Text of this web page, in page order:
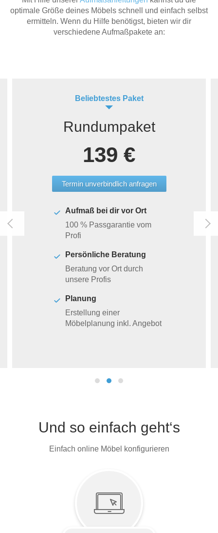
optimale Größe deines Möbels schnell und einfach selbst
ermitteln. Wenn du Hilfe benötigst, bieten wir dir
verschiedene Aufmaßpakete an:
Beliebtestes Paket
Rundumpaket
139 €
Termin unverbindlich anfragen
Aufmaß bei dir vor Ort
100 % Passgarantie vom
Profi
Persönliche Beratung
Beratung vor Ort durch
unsere Profis
Planung
Erstellung einer
Möbelplanung inkl. Angebot
Und so einfach geht‘s
Einfach online Möbel konfigurieren